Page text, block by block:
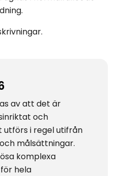
av att det är
och
utförs i regel utifrån
målsättningar.
komplexa
hela